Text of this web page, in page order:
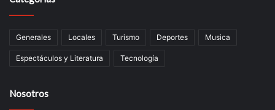
Generales Locales Turismo Deportes Musica
Espectáculos y Literatura Tecnología
Nosotros